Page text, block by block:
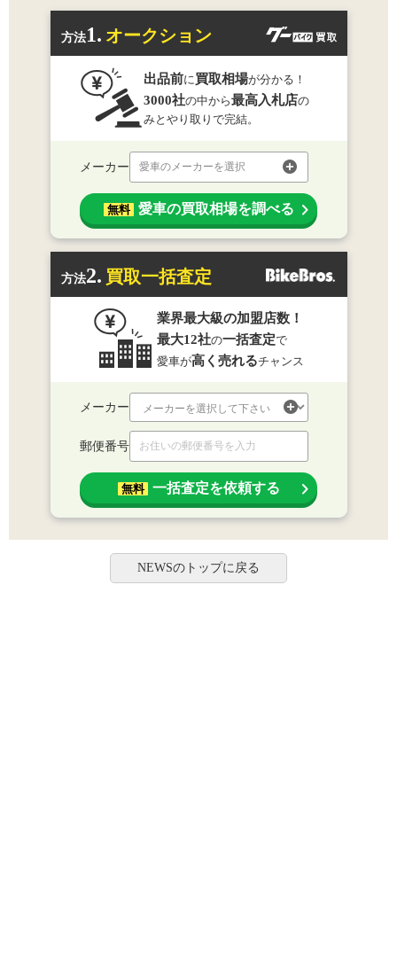
方法1. オークション
出品前に買取相場が分かる！
3000社の中から最高入札店の
みとやり取りで完結。
メーカー 愛車のメーカーを選択
無料 愛車の買取相場を調べる
方法2. 買取一括査定
業界最大級の加盟店数！
最大12社の一括査定で
愛車が高く売れるチャンス
メーカー
郵便番号
無料 一括査定を依頼する
NEWSのトップに戻る